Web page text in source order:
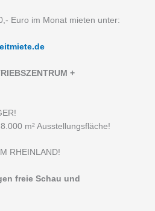
Euro im Monat mieten unter:
+
m² Ausstellungsfläche!
RHEINLAND!
freie Schau und